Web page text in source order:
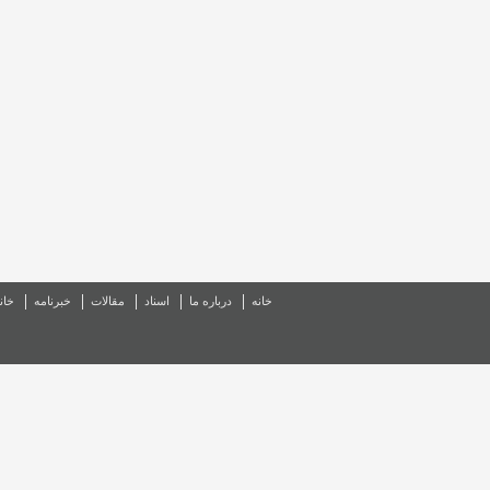
خانه درباره ما اسناد مقالات خبرنامه